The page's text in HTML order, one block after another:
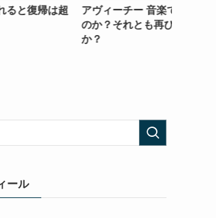
アヴィーチー 音楽で夢を見れる
のか？それとも再び目を瞑るの
ール